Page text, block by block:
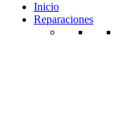
Inicio
Reparaciones